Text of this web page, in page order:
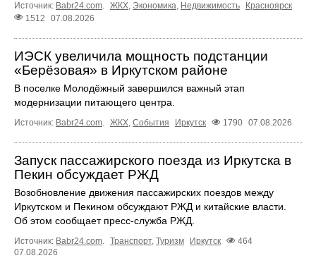
Источник: Babr24.com. ЖКХ, Экономика, Недвижимость
Красноярск
1512
07.08.2026
ИЭСК увеличила мощность подстанции
«Берёзовая» в Иркутском районе
В поселке Молодёжный завершился важный этап
модернизации питающего центра.
Источник: Babr24.com ЖКХ События Иркутск 1790 07.08.2026
Запуск пассажирского поезда из Иркутска в
Пекин обсуждает РЖД
Возобновление движения пассажирских поездов между
Иркутском и Пекином обсуждают РЖД и китайские власти.
Об этом сообщает пресс‑служба РЖД.
Источник: Babr24.com Транспорт, Туризм Иркутск
464
07.08.2026